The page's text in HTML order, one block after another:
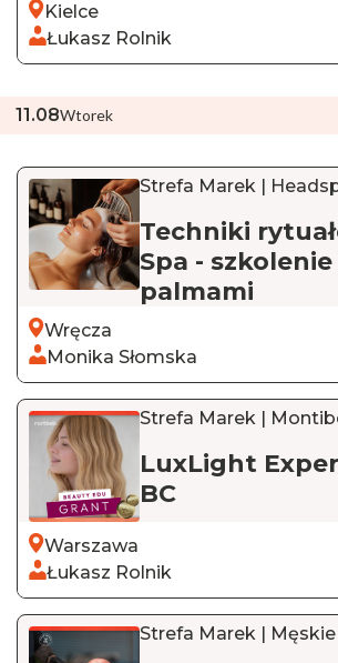
Kielce
Łukasz Rolnik
Wtorek
11.08
Strefa Marek |
Techniki
Spa -
palmami
Wręcza
Monika Słomska
Strefa Marek |
LuxLight
BC
Warszawa
Łukasz Rolnik
Strefa Marek |